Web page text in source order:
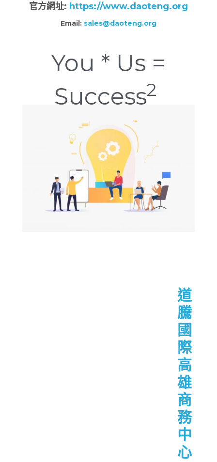
官方網址: https://www.daoteng.org
Email: sales@daoteng.org
You * Us =
Success2
道
騰
國
際
高
雄
商
務
中
心